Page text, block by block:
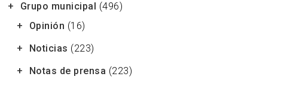
Grupo municipal (496)
Opinión (16)
Noticias (223)
Notas de prensa (223)